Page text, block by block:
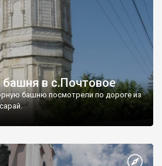
в с.Почтовое
башню посмотрели по дороге из